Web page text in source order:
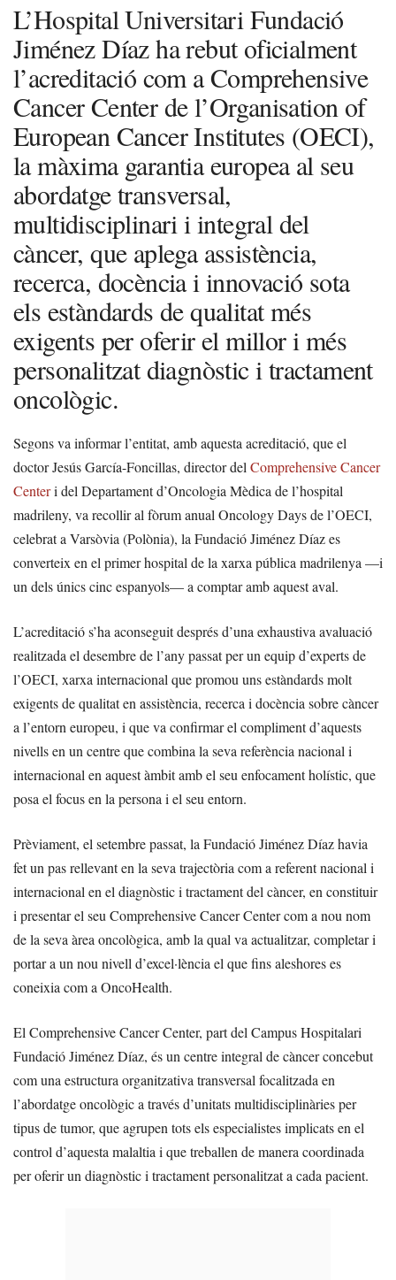
L’Hospital Universitari Fundació
Jiménez Díaz ha rebut oficialment
l’acreditació com a Comprehensive
Cancer Center de l’Organisation of
European Cancer Institutes (OECI),
la màxima garantia europea al seu
abordatge transversal,
multidisciplinari i integral del
càncer, que aplega assistència,
recerca, docència i innovació sota
els estàndards de qualitat més
exigents per oferir el millor i més
personalitzat diagnòstic i tractament
oncològic.
Segons va informar l’entitat, amb aquesta acreditació, que el
doctor Jesús García-Foncillas, director delComprehensive Cancer
Centeri del Departament d’Oncologia Mèdica de l’hospital
madrileny, va recollir al fòrum anual Oncology Days de l’OECI,
celebrat a Varsòvia (Polònia), la Fundació Jiménez Díaz es
converteix en el primer hospital de la xarxa pública madrilenya —i
un dels únics cinc espanyols— a comptar amb aquest aval.
L’acreditació s’ha aconseguit després d’una exhaustiva avaluació
realitzada el desembre de l’any passat per un equip d’experts de
l’OECI, xarxa internacional que promou uns estàndards molt
exigents de qualitat en assistència, recerca i docència sobre càncer
a l’entorn europeu, i que va confirmar el compliment d’aquests
nivells en un centre que combina la seva referència nacional i
internacional en aquest àmbit amb el seu enfocament holístic, que
posa el focus en la persona i el seu entorn.
Prèviament, el setembre passat, la Fundació Jiménez Díaz havia
fet un pas rellevant en la seva trajectòria com a referent nacional i
internacional en el diagnòstic i tractament del càncer, en constituir
i presentar el seu Comprehensive Cancer Center com a nou nom
de la seva àrea oncològica, amb la qual va actualitzar, completar i
portar a un nou nivell d’excel·lència el que fins aleshores es
coneixia com a OncoHealth.
El Comprehensive Cancer Center, part del Campus Hospitalari
Fundació Jiménez Díaz, és un centre integral de càncer concebut
com una estructura organitzativa transversal focalitzada en
l’abordatge oncològic a través d’unitats multidisciplinàries per
tipus de tumor, que agrupen tots els especialistes implicats en el
control d’aquesta malaltia i que treballen de manera coordinada
per oferir un diagnòstic i tractament personalitzat a cada pacient.